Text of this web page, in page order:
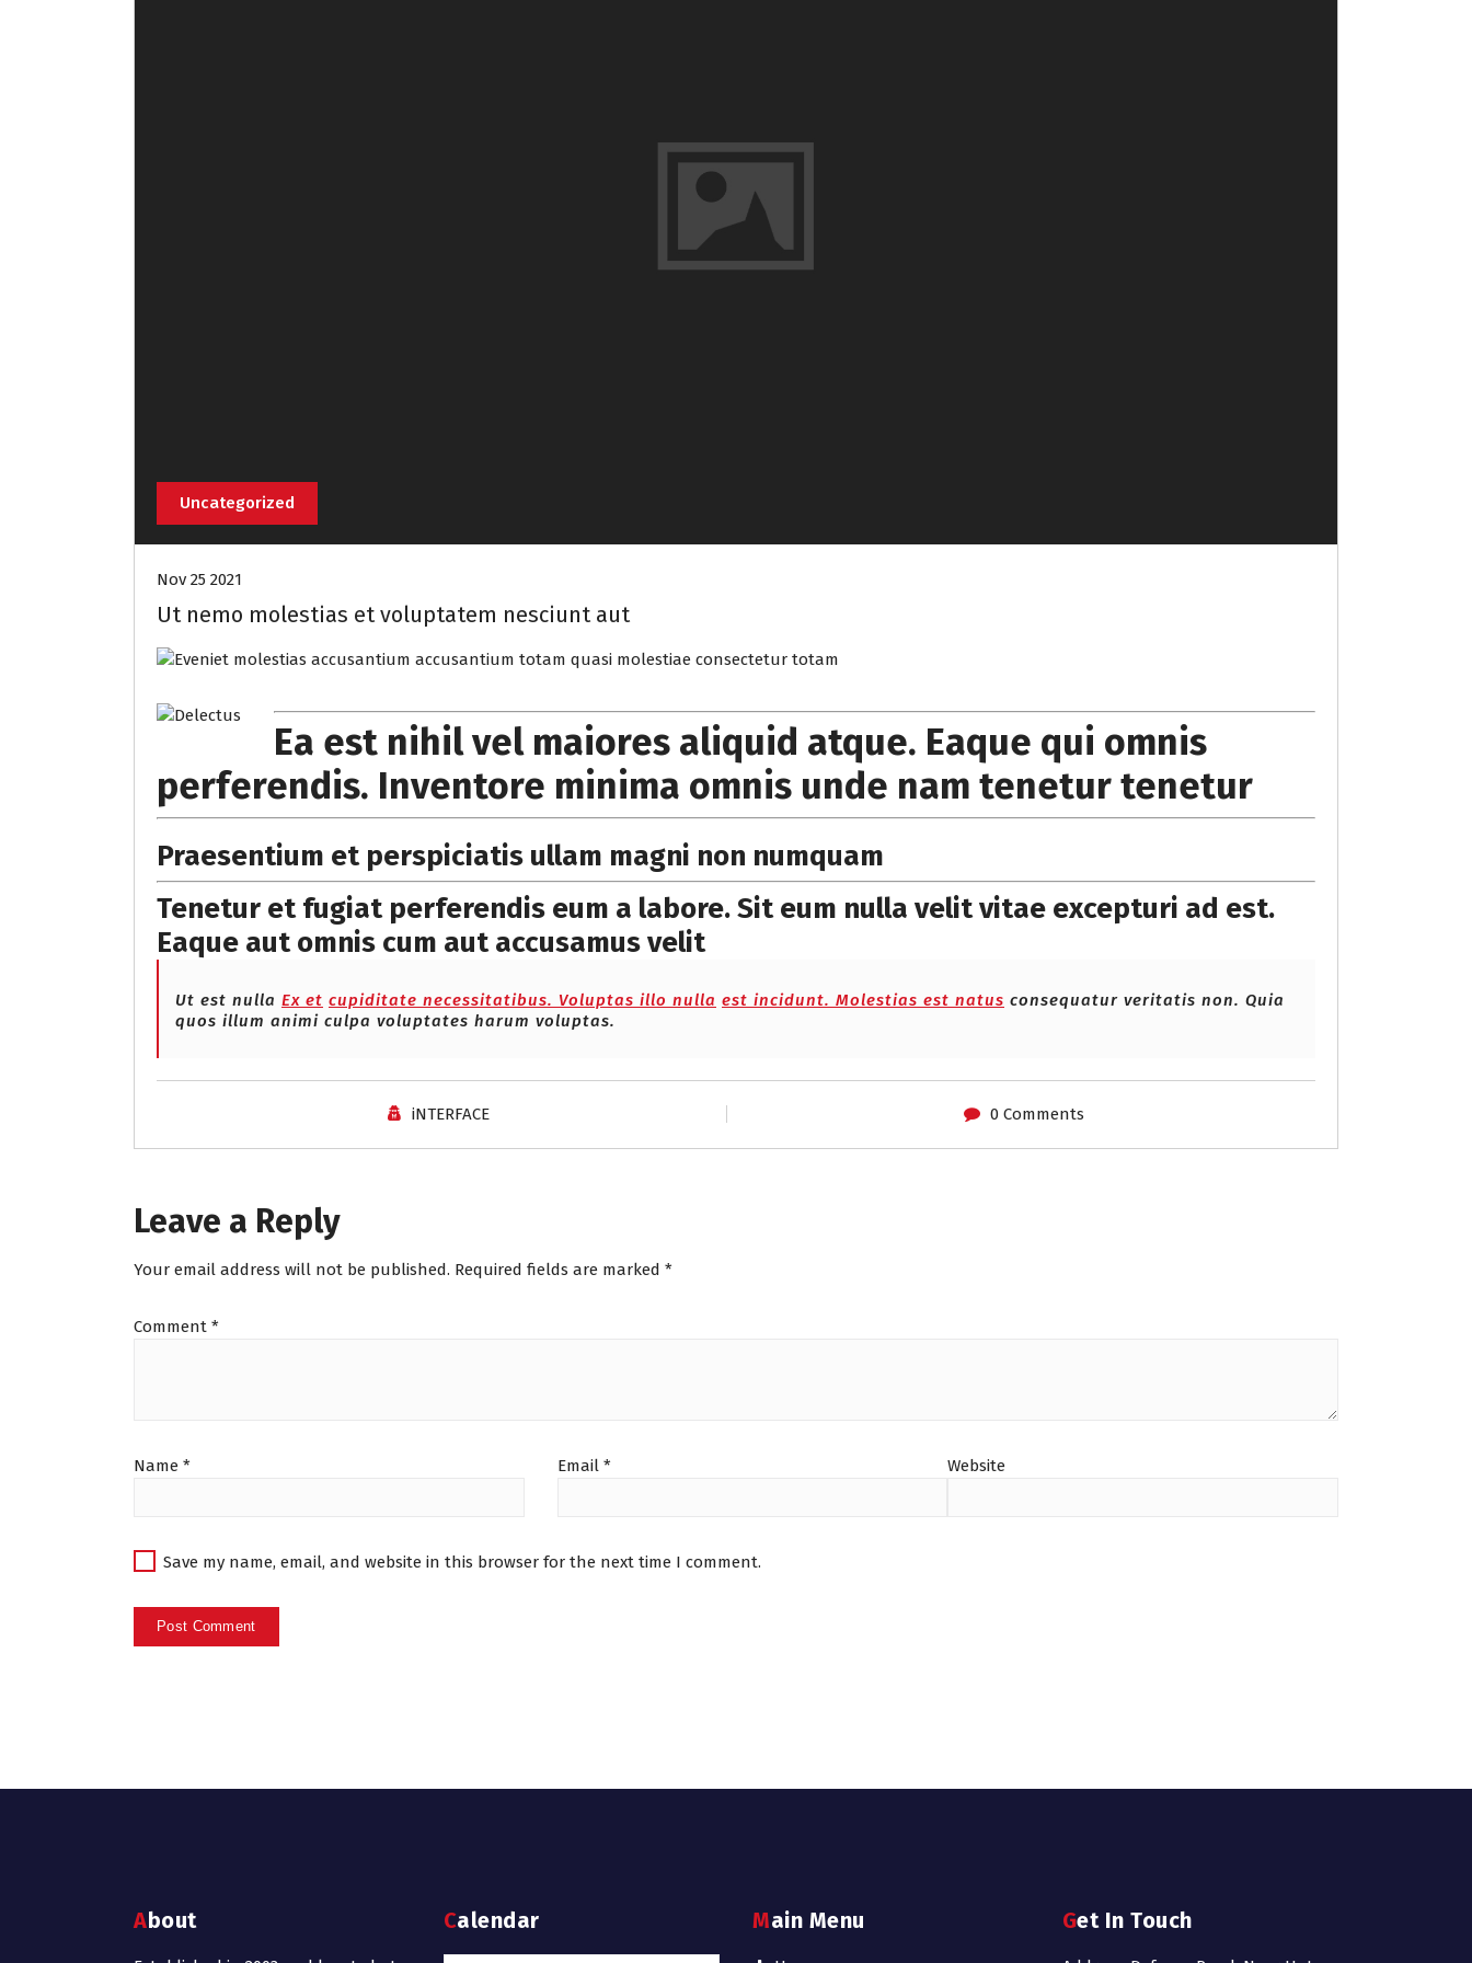
Uncategorized
Nov 25 2021
Ut nemo molestias et voluptatem nesciunt aut
Ea est nihil vel maiores aliquid atque. Eaque qui omnis
perferendis. Inventore minima omnis unde nam tenetur tenetur
Praesentium et perspiciatis ullam magni non numquam
Tenetur et fugiat perferendis eum a labore. Sit eum nulla velit vitae excepturi ad est.
Eaque aut omnis cum aut accusamus velit
Ut est nulla Ex et cupiditate necessitatibus. Voluptas illo nulla est incidunt. Molestias est natus consequatur veritatis non. Quia
quos illum animi culpa voluptates harum voluptas.
iNTERFACE 0 Comments
Leave a Reply
Your email address will not be published. Required fields are marked *
Comment *
Name * Email * Website
Save my name, email, and website in this browser for the next time I comment.
About Calendar Main Menu Get In Touch